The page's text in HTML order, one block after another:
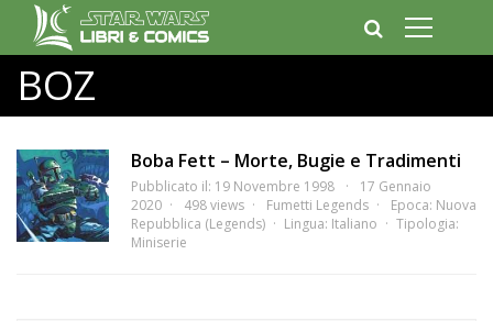
BOZ
Boba Fett – Morte, Bugie e Tradimenti
Pubblicato il: 19 Novembre 1998
17 Gennaio
2020
498 views Fumetti Legends Epoca: Nuova
Repubblica (Legends)
Lingua: Italiano
Tipologia:
Miniserie